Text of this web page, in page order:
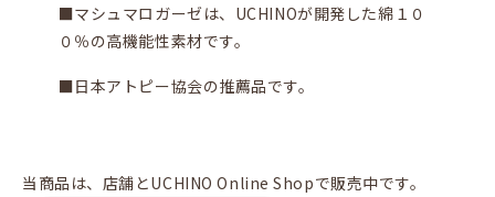
■マシュマロガーゼは、UCHINOが開発した綿１０
０％の高機能性素材です。
■日本アトピー協会の推薦品です。
当商品は、店舗とUCHINO Online Shopで販売中です。